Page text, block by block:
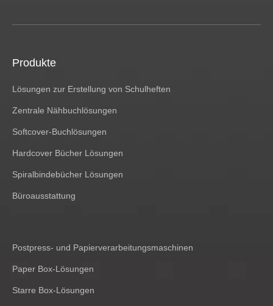
Produkte
Lösungen zur Erstellung von Schulheften
Zentrale Nähbuchlösungen
Softcover-Buchlösungen
Hardcover Bücher Lösungen
Spiralbindebücher Lösungen
Büroausstattung
Postpress- und Papierverarbeitungsmaschinen
Paper Box-Lösungen
Starre Box-Lösungen